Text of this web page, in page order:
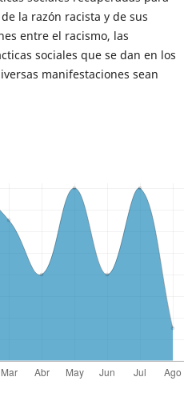
la razón racista y de sus
entre el racismo, las
sociales que se dan en los
manifestaciones sean